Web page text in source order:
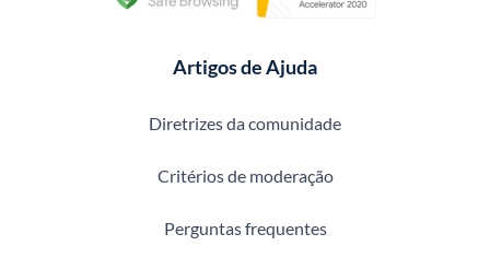
Artigos de Ajuda
Diretrizes da comunidade
Critérios de moderação
Perguntas frequentes